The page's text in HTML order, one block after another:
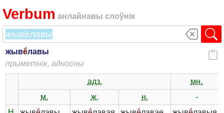
Verbum анлайнавы слоўнік
жывё́лавы
прыметнік, адносны
адз.
мн.
м.
ж. н.
-